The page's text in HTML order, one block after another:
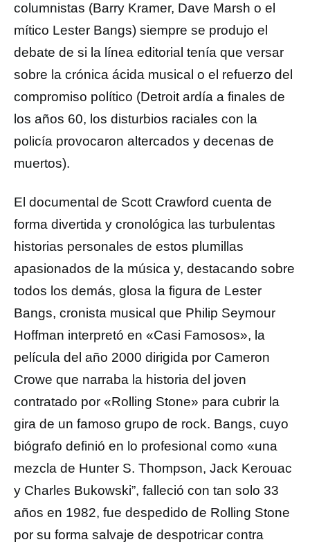
columnistas (Barry Kramer, Dave Marsh o el
mítico Lester Bangs) siempre se produjo el
debate de si la línea editorial tenía que versar
sobre la crónica ácida musical o el refuerzo del
compromiso político (Detroit ardía a finales de
los años 60, los disturbios raciales con la
policía provocaron altercados y decenas de
muertos).
El documental de Scott Crawford cuenta de
forma divertida y cronológica las turbulentas
historias personales de estos plumillas
apasionados de la música y, destacando sobre
todos los demás, glosa la figura de Lester
Bangs, cronista musical que Philip Seymour
Hoffman interpretó en «Casi Famosos», la
película del año 2000 dirigida por Cameron
Crowe que narraba la historia del joven
contratado por «Rolling Stone» para cubrir la
gira de un famoso grupo de rock. Bangs, cuyo
biógrafo definió en lo profesional como «una
mezcla de Hunter S. Thompson, Jack Kerouac
y Charles Bukowski”, falleció con tan solo 33
años en 1982, fue despedido de Rolling Stone
por su forma salvaje de despotricar contra